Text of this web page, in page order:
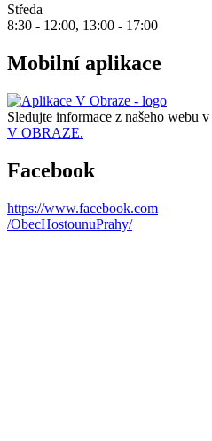
Středa
8:30 - 12:00, 13:00 - 17:00
Mobilní aplikace
Sledujte informace z našeho webu v
V OBRAZE.
Facebook
https://www.facebook.com
/ObecHostounuPrahy/